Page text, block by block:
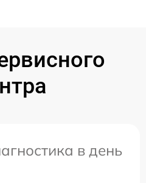
в день